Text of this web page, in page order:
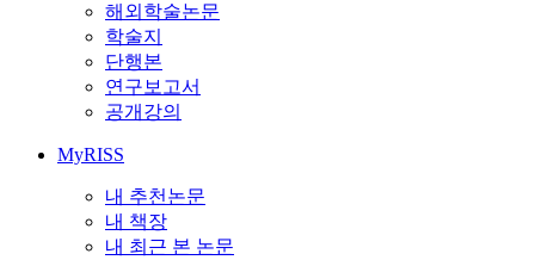
해외학술논문
학술지
단행본
연구보고서
공개강의
MyRISS
내 추천논문
내 책장
내 최근 본 논문